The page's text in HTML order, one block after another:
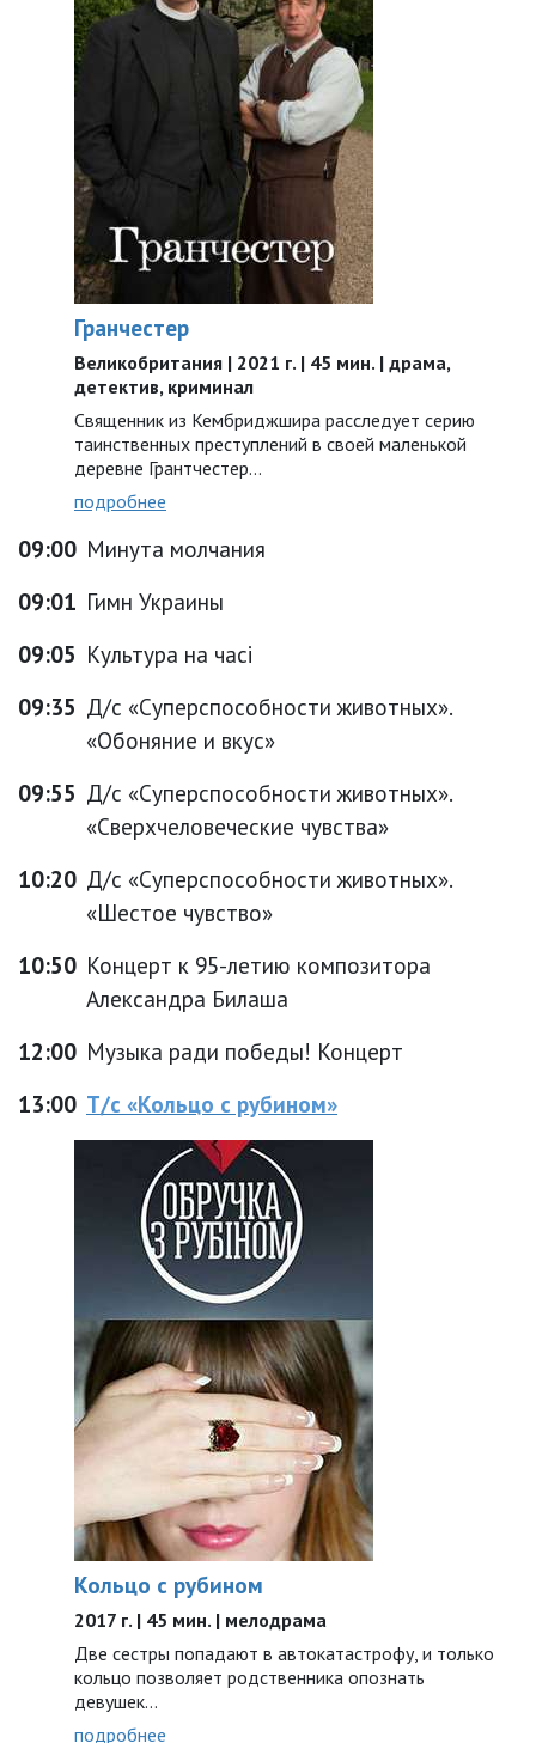
Гранчестер
Великобритания | 2021 г. | 45 мин. | драма,
детектив, криминал
Священник из Кембриджшира расследует серию
таинственных преступлений в своей маленькой
деревне Грантчестер…
подробнее
09:00 Минута молчания
09:01 Гимн Украины
09:05 Культура на часі
09:35 Д/с «Суперспособности животных».
«Обоняние и вкус»
09:55 Д/с «Суперспособности животных».
«Сверхчеловеческие чувства»
10:20 Д/с «Суперспособности животных».
«Шестое чувство»
10:50 Концерт к 95-летию композитора
Александра Билаша
12:00 Музыка ради победы! Концерт
13:00 Т/с «Кольцо с рубином»
Кольцо с рубином
2017 г. | 45 мин. | мелодрама
Две сестры попадают в автокатастрофу, и только
кольцо позволяет родственника опознать
девушек…
подробнее